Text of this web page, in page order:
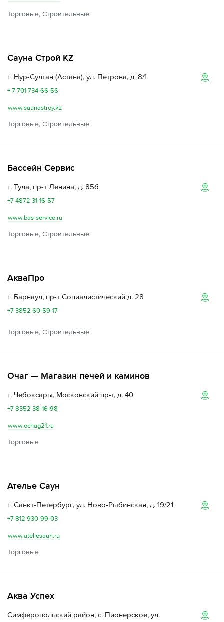
Торговые, Строительные
Сауна Строй KZ
г. Нур-Султан (Астана), ул. Петрова, д. 8/1
+ 7 701 734-66-56
www.saunastroy.kz
Торговые, Строительные
Бассейн Сервис
г. Тула, пр-т Ленина, д. 85б
+7 4872 31-16-57
www.bas-service.ru
Торговые, Строительные
АкваПро
г. Барнаул, пр-т Социалистический д. 28
+7 3852 60-59-17
Торговые, Строительные
Очаг — Магазин печей и каминов
г. Чебоксары, Московский пр-т, д. 40
+7 8352 38-16-98
www.ochag21.ru
Торговые
Ателье Саун
г. Санкт-Петербург, ул. Ново-Рыбинская, д. 19/21
+7 812 930-99-03
www.ateliesaun.ru
Торговые
Аква Успех
Симферопольский район, с. Пионерское, ул.